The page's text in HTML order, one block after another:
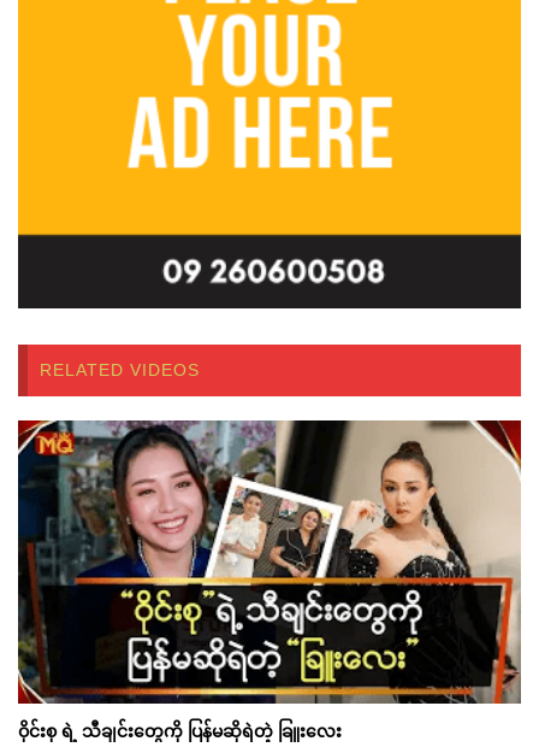
RELATED VIDEOS
ဝိုင်းစု ရဲ့ သီချင်းတွေကို ပြန်မဆိုရဲတဲ့ ခြူးလေး